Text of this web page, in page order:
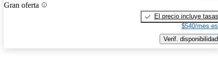
Gran oferta
El precio incluye tasas
$540/mes
Verif. disponibilidad